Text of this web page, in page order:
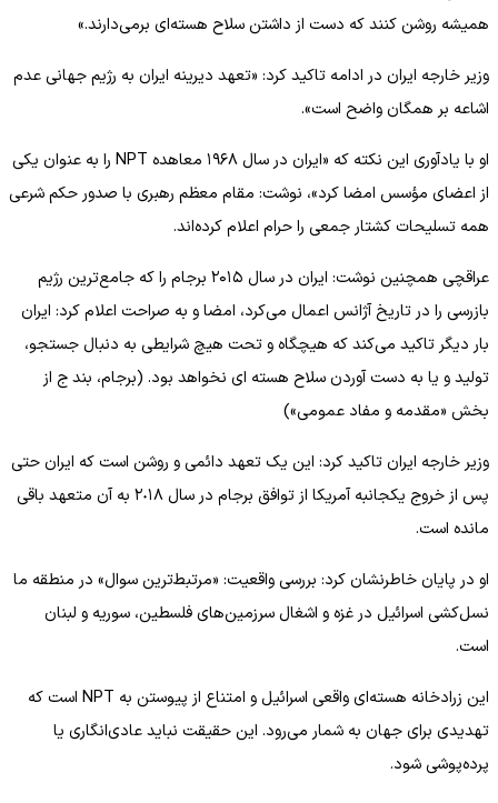
همیشه روشن کنند که دست از داشتن سلاح هسته‌ای برمی‌دارند.»
وزیر خارجه ایران در ادامه تاکید کرد: «تعهد دیرینه ایران به رژیم جهانی عدم
اشاعه بر همگان واضح است».
او با یادآوری این نکته که «ایران در سال ١٩۶٨ معاهده NPT را به عنوان یکی
از اعضای مؤسس امضا کرد»، نوشت: مقام معظم رهبری با صدور حکم شرعی
همه تسلیحات کشتار جمعی را حرام اعلام کرده‌اند.
عراقچی همچنین نوشت: ایران در سال ۲۰۱۵ برجام را که جامع‌ترین رژیم
بازرسی را در تاریخ آژانس اعمال می‌کرد، امضا و به صراحت اعلام کرد: ایران
بار دیگر تاکید می‌کند که هیچگاه و تحت هیچ شرایطی به دنبال جستجو،
تولید و یا به دست آوردن سلاح هسته ای نخواهد بود. (برجام، بند ج از
بخش «مقدمه و مفاد عمومی»)
وزیر خارجه ایران تاکید کرد: این یک تعهد دائمی و روشن است که ایران حتی
پس از خروج یکجانبه آمریکا از توافق برجام در سال ٢٠١٨ به آن متعهد باقی
مانده است.
او در پایان خاطرنشان کرد: بررسی واقعیت: «مرتبط‌ترین سوال» در منطقه ما
نسل‌کشی اسرائیل در غزه و اشغال سرزمین‌های فلسطین، سوریه و لبنان
است.
این زرادخانه هسته‌ای واقعی اسرائیل و امتناع از پیوستن به NPT است که
تهدیدی برای جهان به شمار می‌رود. این حقیقت نباید عادی‌انگاری یا
پرده‌پوشی شود.